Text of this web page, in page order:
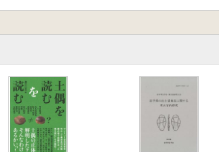
年 土器類・帯金具に見える刻符記号をめぐって
方への提言